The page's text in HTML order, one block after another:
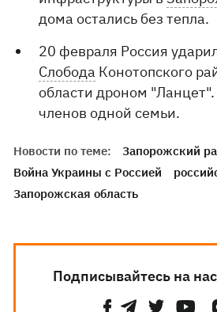
дома остались без тепла.
20 февраля Россия
Слобода Конотопского
области дроном
членов одной семьи.
Новости по теме:
Запорожский
Война Украины с Россией
Запорожская область
Подписывайтесь на